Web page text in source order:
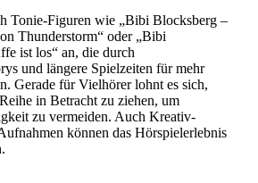
Tonie-Figuren wie „Bibi Blocksberg –
Thunderstorm“ oder „Bibi
ist los“ an, die durch
und längere Spielzeiten für mehr
Gerade für Vielhörer lohnt es sich,
in Betracht zu ziehen, um
zu vermeiden. Auch Kreativ-
können das Hörspielerlebnis